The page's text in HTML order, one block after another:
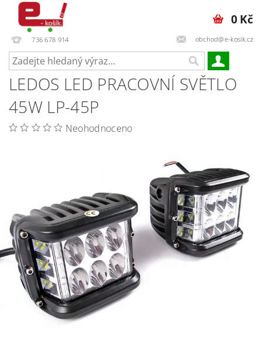
736 678 914 obchod@e-kosik.cz
0 Kč
LEDOS LED PRACOVNÍ SVĚTLO
45W LP-45P
Neohodnoceno